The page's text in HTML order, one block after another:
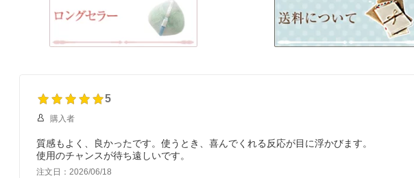
5
購入者
質感もよく、良かったです。使うとき、喜んでくれる反応が目に浮かびます。
使用のチャンスが待ち遠しいです。
注文日：2026/06/18